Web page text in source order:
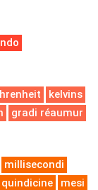
kelvins
gradi réaumur
millisecondi
quindicine
mesi